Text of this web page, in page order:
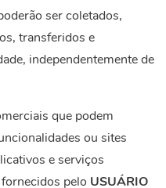
ser coletados,
transferidos e
independentemente de
que podem
ou sites
e serviços
pelo USUÁRIO